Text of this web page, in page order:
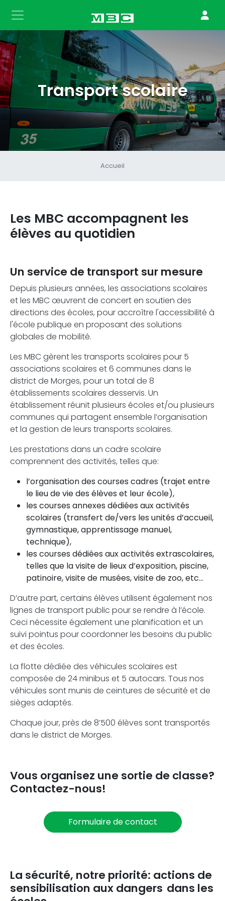
Transport scolaire
Accueil
Les MBC accompagnent les
élèves au quotidien
Un service de transport sur mesure
Depuis plusieurs années, les associations scolaires
et les MBC œuvrent de concert en soutien des
directions des écoles, pour accroître l'accessibilité à
l'école publique en proposant des solutions
globales de mobilité.
Les MBC gèrent les transports scolaires pour 5
associations scolaires et 6 communes dans le
district de Morges, pour un total de 8
établissements scolaires desservis. Un
établissement réunit plusieurs écoles et/ou plusieurs
communes qui partagent ensemble l’organisation
et la gestion de leurs transports scolaires.
Les prestations dans un cadre scolaire
comprennent des activités, telles que:
l’organisation des courses cadres (trajet entre
le lieu de vie des élèves et leur école),
les courses annexes dédiées aux activités
scolaires (transfert de/vers les unités d’accueil,
gymnastique, apprentissage manuel,
technique),
les courses dédiées aux activités extrascolaires,
telles que la visite de lieux d’exposition, piscine,
patinoire, visite de musées, visite de zoo, etc…
D’autre part, certains élèves utilisent également nos
lignes de transport public pour se rendre à l’école.
Ceci nécessite également une planification et un
suivi pointus pour coordonner les besoins du public
et des écoles.
La flotte dédiée des véhicules scolaires est
composée de 24 minibus et 5 autocars. Tous nos
véhicules sont munis de ceintures de sécurité et de
sièges adaptés.
Chaque jour, près de 8’500 élèves sont transportés
dans le district de Morges.
Vous organisez une sortie de classe?
Contactez-nous!
Formulaire de contact
La sécurité, notre priorité: actions de
sensibilisation aux dangers dans les